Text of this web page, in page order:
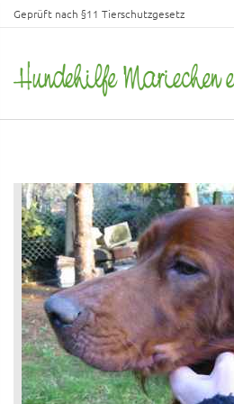
Geprüft nach §11 Tierschutzgesetz